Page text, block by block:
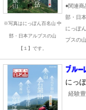
※写真はにっぽん百名山 中
部・日本アルプスの山
【１】です。
●関連商
部・日
にっぽ
プスの
にっ
経験